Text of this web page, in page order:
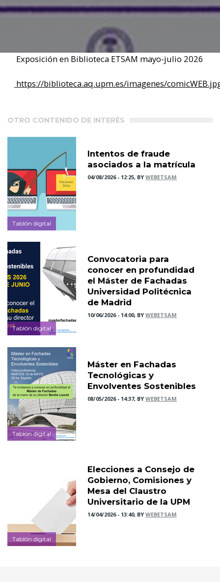
Exposición en Biblioteca ETSAM mayo-julio 2026
https://biblioteca.aq.upm.es/imagenes/
OTRO CONTENIDO DE INTERÉS
Tablón digital
Intentos de fraude
asociados a la matrícula
04/08/2026 - 12:25, BYWEBETSAM
Tablón digital
Convocatoria para
conocer en profundidad
el Máster de Fachadas
Universidad Politécnica
de Madrid
10/06/2026 - 14:00, BYWEBETSAM
Tablón digital
Máster en Fachadas
Tecnológicas y
Envolventes Sostenibles
08/05/2026 - 14:37, BYWEBETSAM
Tablón digital
Elecciones a Consejo de
Gobierno, Comisiones y
Mesa del Claustro
Universitario de la UPM
14/04/2026 - 13:40, BYWEBETSAM